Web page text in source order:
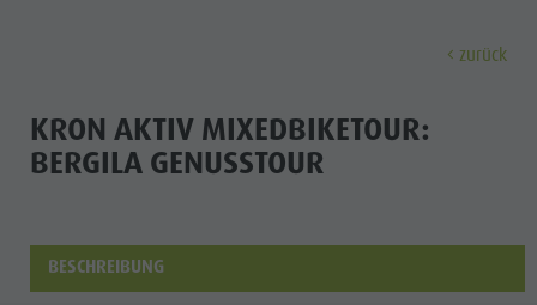
Museen
Orte & Umgebung
Wochenprogramm
Themenwege
Urlaub buchen
Mobilität vor Ort
Bruneck Stadt
Stadtführungen
zurück
KRON AKTIV MIXEDBIKETOUR:
BERGILA GENUSSTOUR
BESCHREIBUNG